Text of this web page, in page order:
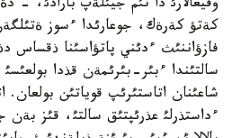
وقيعالارئ دا تئم جيئلةپ بارادئ، -
كةتؤ كةرةك، جوعارئدا ءسوز
فازؤاننئث ءدئني پاتؤاسئنا ذقساس
سالتئندا ءبئر-بئرئمةن قذدا
شاعئنان اتاستئرئپ قوياتئن بولعان.
ءداستذرلئ عذرئپتئق سالتئ، قئز بةن